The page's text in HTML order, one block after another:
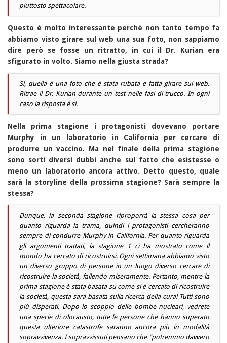
piuttosto spettacolare.
Questo è molto interessante perché non tanto tempo fa
abbiamo visto girare sul web una sua foto, non sappiamo
dire però se fosse un ritratto, in cui il Dr. Kurian era
sfigurato in volto. Siamo nella giusta strada?
Si, quella è una foto che è stata rubata e fatta girare sul web.
Ritrae il Dr. Kurian durante un test nelle fasi di trucco. In ogni
caso la risposta è si.
Nella prima stagione i protagonisti dovevano portare
Murphy in un laboratorio in California per cercare di
produrre un vaccino. Ma nel finale della prima stagione
sono sorti diversi dubbi anche sul fatto che esistesse o
meno un laboratorio ancora attivo. Detto questo, quale
sarà la storyline della prossima stagione? Sarà sempre la
stessa?
Dunque, la seconda stagione riproporrà la stessa cosa per
quanto riguarda la trama, quindi i protagonisti cercheranno
sempre di condurre Murphy in California. Per quanto riguarda
gli argomenti trattati, la stagione 1 ci ha mostrato come il
mondo ha cercato di ricostruirsi. Ogni settimana abbiamo visto
un diverso gruppo di persone in un luogo diverso cercare di
ricostruire la società, fallendo miseramente. Pertanto, mentre la
prima stagione è stata basata su come si è cercato di ricostruire
la società, questa sarà basata sulla ricerca della cura! Tutti sono
più disperati. Dopo lo scoppio delle bombe nucleari, vedrete
una specie di olocausto, tutte le persone che hanno superato
questa ulteriore catastrofe saranno ancora più in modalità
sopravvivenza. I sopravvissuti pensano che “potremmo davvero